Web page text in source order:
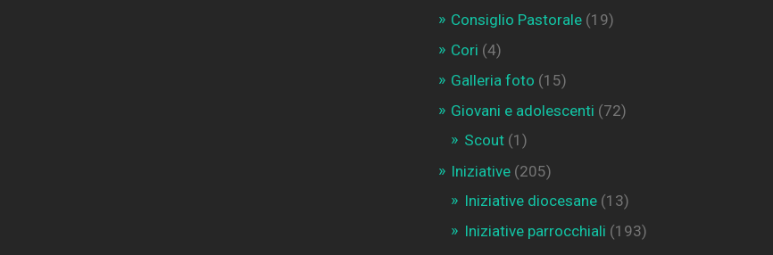
Consiglio Pastorale(19)
Cori (4)
Galleria foto (15)
Giovani e adolescenti (72)
Scout(1)
Iniziative(205)
Iniziative diocesane(13)
Iniziative parrocchiali (193)